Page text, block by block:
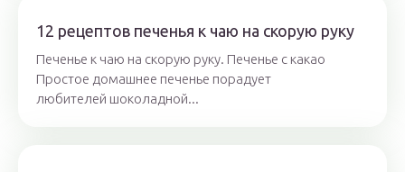
12 рецептов печенья к чаю на скорую руку
Печенье к чаю на скорую руку. Печенье с какао
Простое домашнее печенье порадует
любителей шоколадной...